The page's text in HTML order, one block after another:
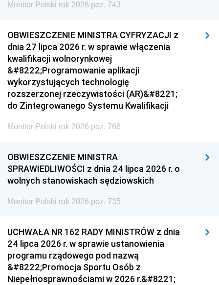
Monitor Polski rok 2026 poz. 743
OBWIESZCZENIE MINISTRA CYFRYZACJI z
dnia 27 lipca 2026 r. w sprawie włączenia
kwalifikacji wolnorynkowej
&#8222;Programowanie aplikacji
wykorzystujących technologię
rozszerzonej rzeczywistości (AR)&#8221;
do Zintegrowanego Systemu Kwalifikacji
Monitor Polski rok 2026 poz. 766
OBWIESZCZENIE MINISTRA
SPRAWIEDLIWOŚCI z dnia 24 lipca 2026 r. o
wolnych stanowiskach sędziowskich
Monitor Polski rok 2026 poz. 735
UCHWAŁA NR 162 RADY MINISTRÓW z dnia
24 lipca 2026 r. w sprawie ustanowienia
programu rządowego pod nazwą
&#8222;Promocja Sportu Osób z
Niepełnosprawnościami w 2026 r.&#8221;